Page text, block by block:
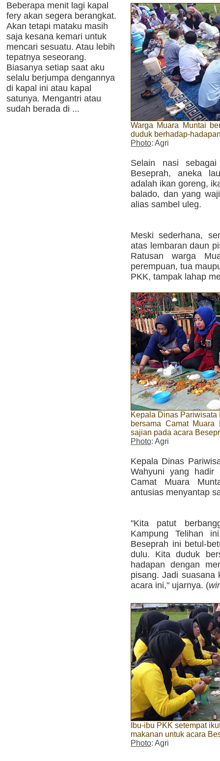
Beberapa menit lagi kapal
fery akan segera berangkat.
Akan tetapi mataku masih
saja kesana kemari untuk
mencari sesuatu. Atau lebih
tepatnya seseorang.
Biasanya setiap saat aku
selalu berjumpa dengannya
di kapal ini atau kapal
satunya. Mengantri atau
sudah berada di ...
Warga Muara Muntai
duduk berhadap-
Photo: Agri
Selain nasi
Beseprah, aneka
adalah ikan goreng,
balado, dan yang
alias sambel uleg.
Meski sederhana,
atas lembaran daun
Ratusan warga
perempuan, tua
PKK, tampak lahap
Kepala Dinas
bersama Camat
sajian pada acara
Photo: Agri
Kepala Dinas
Wahyuni yang hadir
Camat Muara
antusias menyantap
"Kita patut
Kampung Telihan
Beseprah ini betul-
dulu. Kita duduk
hadapan dengan
pisang. Jadi suasana
acara ini," ujarnya. (
Ibu-ibu PKK setempat
makanan untuk acara
Photo: Agri